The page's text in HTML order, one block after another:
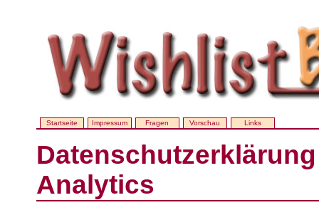
Startseite Impressum Fragen Vorschau Links
Analytics